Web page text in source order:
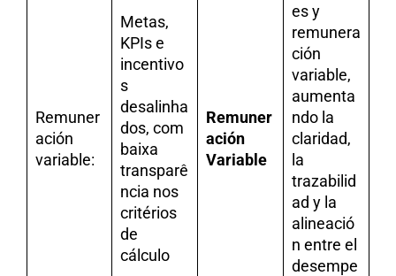
Remuner
ación
variable:
Metas,
KPIs e
incentivo
s
desalinha
dos, com
baixa
transparê
ncia nos
critérios
de
cálculo
Remuner
ación
Variable
es y
remunera
ción
variable,
aumenta
ndo la
claridad,
la
trazabilid
ad y la
alineació
n entre el
desempe